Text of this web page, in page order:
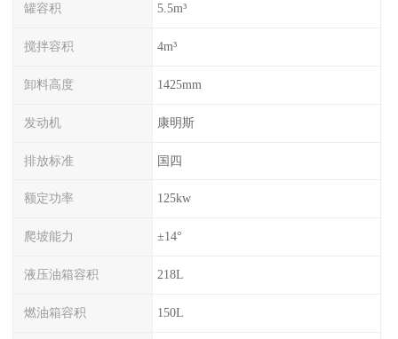
罐容积 5.5m³
搅拌容积 4m³
卸料高度 1425mm
发动机 康明斯
排放标准 国四
额定功率 125kw
爬坡能力 ±14°
液压油箱容积 218L
燃油箱容积 150L